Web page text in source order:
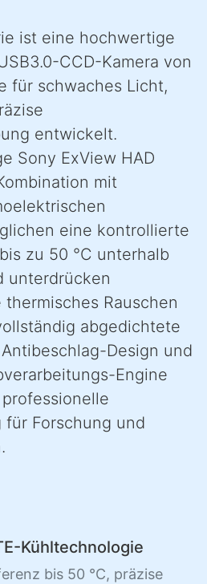
ist eine hochwertige
CCD-Kamera von
für schwaches Licht,
entwickelt.
Sony ExView HAD
mit
eine kontrollierte
zu 50 °C unterhalb
unterdrücken
Rauschen
abgedichtete
Design und
Engine
für Forschung und
Kühltechnologie
bis 50 °C, präzise